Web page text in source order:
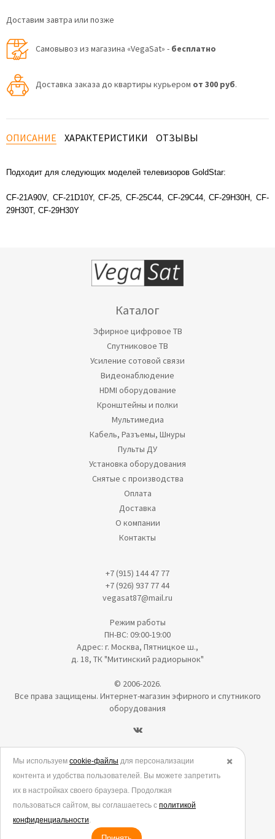
Доставим завтра или позже
Самовывоз из магазина «VegaSat» - бесплатно
Доставка заказа до квартиры курьером от 300 руб.
ОПИСАНИЕ ХАРАКТЕРИСТИКИ ОТЗЫВЫ
Подходит для следующих моделей телевизоров GoldStar:
CF-21A90V, CF-21D10Y,CF-25,CF-25C44, CF-29C44,CF-29H30H,CF-
29H30T, CF-29H30Y
Каталог
Эфирное цифровое ТВ
Спутниковое ТВ
Усиление сотовой связи
Видеонаблюдение
HDMI оборудование
Кронштейны и полки
Мультимедиа
Кабель, Разъемы, Шнуры
Пульты ДУ
Установка оборудования
Снятые с производства
Оплата
Доставка
О компании
Контакты
+7 (915) 144 47 77
+7 (926) 937 77 44
vegasat87@mail.ru
Режим работы
ПН-ВС: 09:00-19:00
Адрес: г. Москва, Пятницкое ш.,
д. 18, ТК "Митинский радиорынок"
© 2006-2026.
Все права защищены. Интернет-магазин эфирного и спутникого
оборудования
Политика в отношении обработки персональных данных
Согласие на обработку персональных данных
Согласие на обработку данных метрическими программами
Политика использования cookies
✖️
Мы используем cookie-файлы для персонализации
контента и удобства пользователей. Вы можете запретить
их в настройках своего браузера. Продолжая
пользоваться сайтом, вы соглашаетесь с политикой
конфиденциальности.